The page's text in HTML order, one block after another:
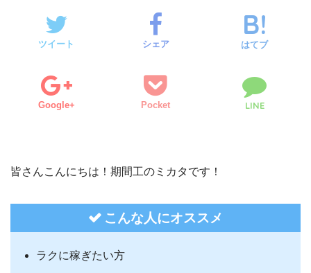
ツイート シェア はてブ
Google+ Pocket LINE
皆さんこんにちは！期間工のミカタです！
こんな人にオススメ
ラクに稼ぎたい方